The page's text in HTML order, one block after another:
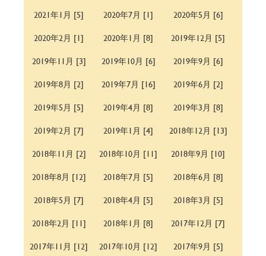
2021年1月 [5]
2020年7月 [1]
2020年5月 [6]
2020年2月 [1]
2020年1月 [8]
2019年12月 [5]
2019年11月 [3]
2019年10月 [6]
2019年9月 [6]
2019年8月 [2]
2019年7月 [16]
2019年6月 [2]
2019年5月 [5]
2019年4月 [8]
2019年3月 [8]
2019年2月 [7]
2019年1月 [4]
2018年12月 [13]
2018年11月 [2]
2018年10月 [11]
2018年9月 [10]
2018年8月 [12]
2018年7月 [5]
2018年6月 [8]
2018年5月 [7]
2018年4月 [5]
2018年3月 [5]
2018年2月 [11]
2018年1月 [8]
2017年12月 [7]
2017年11月 [12]
2017年10月 [12]
2017年9月 [5]